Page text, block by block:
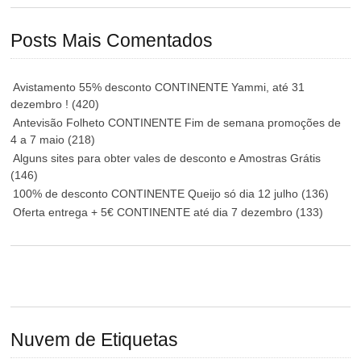
Posts Mais Comentados
Avistamento 55% desconto CONTINENTE Yammi, até 31
dezembro ! (420)
Antevisão Folheto CONTINENTE Fim de semana promoções de
4 a 7 maio (218)
Alguns sites para obter vales de desconto e Amostras Grátis
(146)
100% de desconto CONTINENTE Queijo só dia 12 julho (136)
Oferta entrega + 5€ CONTINENTE até dia 7 dezembro (133)
Nuvem de Etiquetas